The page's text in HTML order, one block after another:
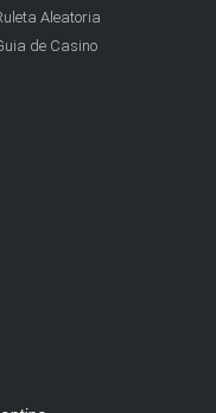
Aleatoria
de Casino